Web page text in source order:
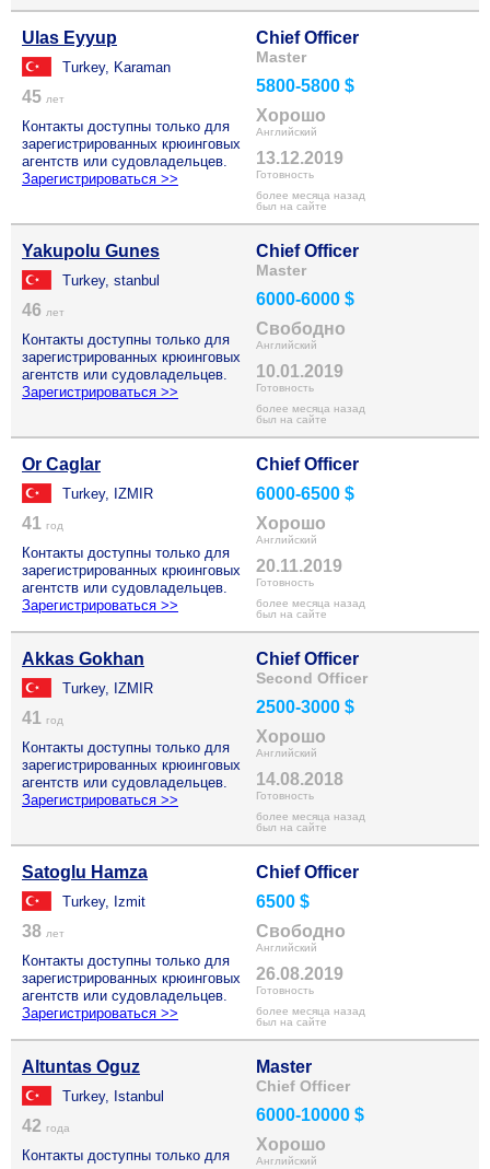
Ulas Eyyup
Turkey, Karaman
45 лет
Контакты доступны только для
зарегистрированных крюинговых
агентств или судовладельцев.
Зарегистрироваться >>
Chief Officer
Master
5800-5800 $
Хорошо
Английский
13.12.2019
Готовность
более месяца назад
был на сайте
Yakupolu Gunes
Turkey, stanbul
46 лет
Контакты доступны только для
зарегистрированных крюинговых
агентств или судовладельцев.
Зарегистрироваться >>
Chief Officer
Master
6000-6000 $
Свободно
Английский
10.01.2019
Готовность
более месяца назад
был на сайте
Or Caglar
Turkey, IZMIR
41 год
Контакты доступны только для
зарегистрированных крюинговых
агентств или судовладельцев.
Зарегистрироваться >>
Chief Officer
6000-6500 $
Хорошо
Английский
20.11.2019
Готовность
более месяца назад
был на сайте
Akkas Gokhan
Turkey, IZMIR
41 год
Контакты доступны только для
зарегистрированных крюинговых
агентств или судовладельцев.
Зарегистрироваться >>
Chief Officer
Second Officer
2500-3000 $
Хорошо
Английский
14.08.2018
Готовность
более месяца назад
был на сайте
Satoglu Hamza
Turkey, Izmit
38 лет
Контакты доступны только для
зарегистрированных крюинговых
агентств или судовладельцев.
Зарегистрироваться >>
Chief Officer
6500 $
Свободно
Английский
26.08.2019
Готовность
более месяца назад
был на сайте
Altuntas Oguz
Turkey, Istanbul
42 года
Контакты доступны только для
Master
Chief Officer
6000-10000 $
Хорошо
Английский